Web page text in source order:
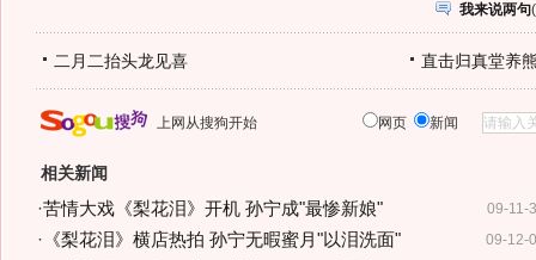
我来说两句(
二月二抬头龙见喜 直击归真堂养
上网从搜狗开始 网页 新闻
相关新闻
09-11-
·苦情大戏《梨花泪》开机 孙宁成"最惨新娘"
09-12-
· 《梨花泪》横店热拍 孙宁无暇蜜月"以泪洗面"